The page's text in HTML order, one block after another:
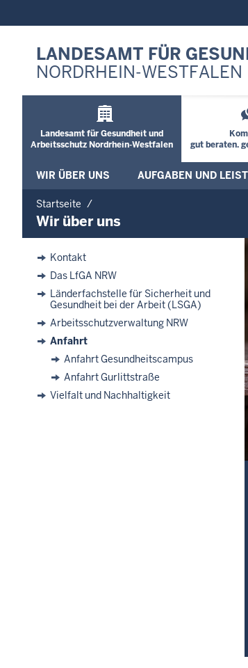
LANDESAMT FÜR
NORDRHEIN-WESTFALEN
Landesamt für Gesundheit und
Arbeitsschutz Nordrhein-Westfalen
gut beraten.
WIR ÜBER UNS AUFGABEN UND
Startseite
Wir über uns
Kontakt
Das LfGA NRW
Länderfachstelle für Sicherheit und
Gesundheit bei der Arbeit (LSGA)
Arbeitsschutzverwaltung NRW
Sie
hier:
Anfahrt
Anfahrt Gesundheitscampus
Anfahrt Gurlittstraße
Vielfalt und Nachhaltigkeit